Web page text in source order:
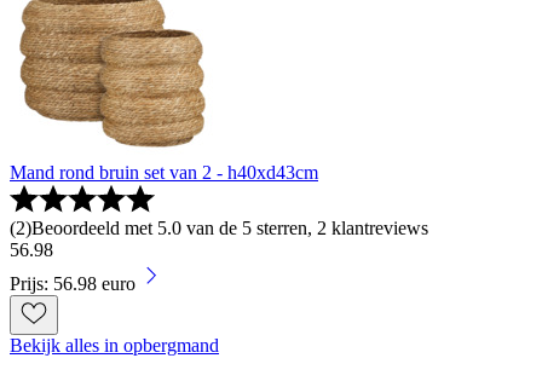
Mand rond bruin set van 2 - h40xd43cm
(2)Beoordeeld met 5.0 van de 5 sterren, 2 klantreviews
56.98
Prijs: 56.98 euro
Bekijk alles in opbergmand